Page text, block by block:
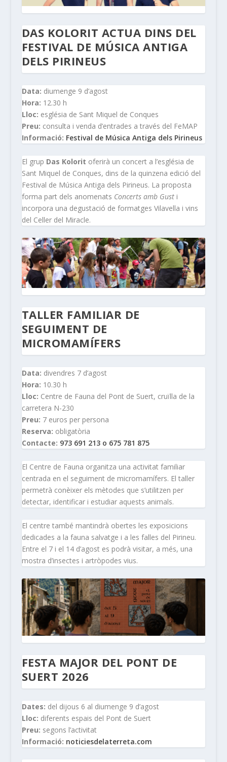
DAS KOLORIT ACTUA DINS DEL
FESTIVAL DE MÚSICA ANTIGA
DELS PIRINEUS
Data: diumenge 9 d’agost
Hora: 12.30 h
Lloc: església de Sant Miquel de Conques
Preu: consulta i venda d’entrades a través del FeMAP
Informació: Festival de Música Antiga dels Pirineus
El grup Das Kolorit oferirà un concert a l’església de
Sant Miquel de Conques, dins de la quinzena edició del
Festival de Música Antiga dels Pirineus. La proposta
forma part dels anomenats Concerts amb Gusti
incorpora una degustació de formatges Vilavella i vins
del Celler del Miracle.
TALLER FAMILIAR DE
SEGUIMENT DE
MICROMAMÍFERS
Data: divendres 7 d’agost
Hora: 10.30 h
Lloc: Centre de Fauna del Pont de Suert, cruïlla de la
carretera N-230
Preu: 7 euros per persona
Reserva: obligatòria
Contacte: 973 691 213 o 675 781 875
El Centre de Fauna organitza una activitat familiar
centrada en el seguiment de micromamífers. El taller
permetrà conèixer els mètodes que s’utilitzen per
detectar, identificar i estudiar aquests animals.
El centre també mantindrà obertes les exposicions
dedicades a la fauna salvatge i a les falles del Pirineu.
Entre el 7 i el 14 d’agost es podrà visitar, a més, una
mostra d’insectes i artròpodes vius.
FESTA MAJOR DEL PONT DE
SUERT 2026
Dates: del dijous 6 al diumenge 9 d’agost
Lloc: diferents espais del Pont de Suert
Preu: segons l’activitat
Informació: noticiesdelaterreta.com